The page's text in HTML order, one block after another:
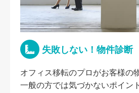
失敗しない！物件診断
オフィス移転のプロがお客様の
一般の方では気づかないポイン